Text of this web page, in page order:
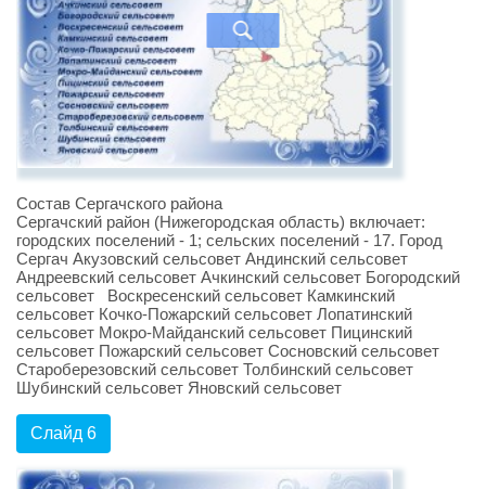
Состав Сергачского района
Сергачский район (Нижегородская область) включает:
городских поселений - 1; сельских поселений - 17. Город
Сергач Акузовский сельсовет Андинский сельсовет
Андреевский сельсовет Ачкинский сельсовет Богородский
сельсовет Воскресенский сельсовет Камкинский
сельсовет Кочко-Пожарский сельсовет Лопатинский
сельсовет Мокро-Майданский сельсовет Пицинский
сельсовет Пожарский сельсовет Сосновский сельсовет
Староберезовский сельсовет Толбинский сельсовет
Шубинский сельсовет Яновский сельсовет
Слайд 6